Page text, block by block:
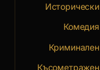
Исторически
Комедия
Криминален
Късометражен